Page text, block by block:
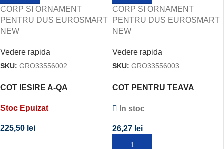
CORP SI ORNAMENT
PENTRU DUS EUROSMART
NEW
Vedere rapida
SKU: GRO33556002
CORP SI ORNAMENT
PENTRU DUS EUROSMART
NEW
Vedere rapida
SKU: GRO33556003
COT IESIRE A-QA
Stoc Epuizat
225,50 lei
COT PENTRU TEAVA
CAL. I
In stoc
26,27 lei
ADAUGĂ ÎN COȘ